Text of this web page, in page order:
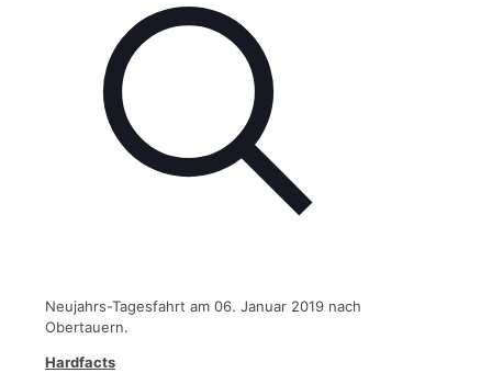
Neujahrs-Tagesfahrt am 06. Januar 2019 nach
Obertauern.
Hardfacts